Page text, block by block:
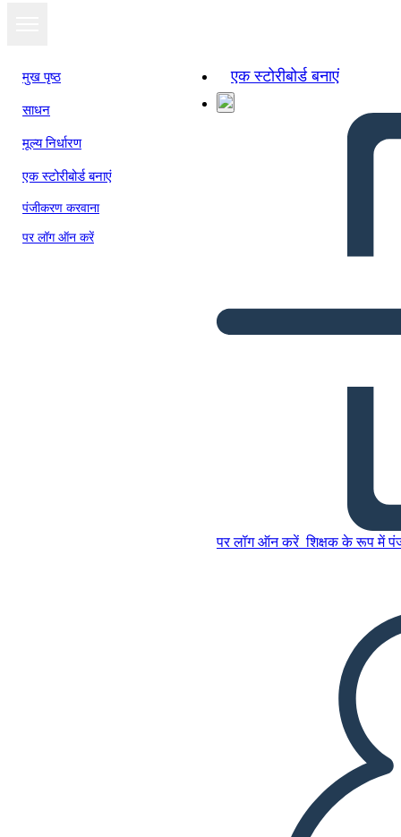
मुख पृष्ठ
साधन
मूल्य निर्धारण
एक स्टोरीबोर्ड बनाएं
पंजीकरण करवाना
पर लॉग ऑन करें
एक स्टोरीबोर्ड बनाएं
पर लॉग ऑन करें शिक्षक के रूप में
रोमियो और जूलियट प्रतीकों, कल्पना,
और रूपांकनों